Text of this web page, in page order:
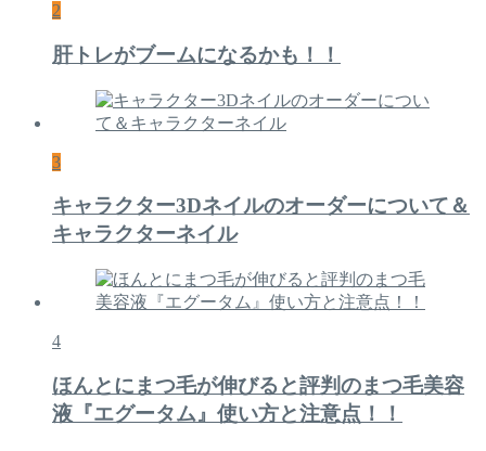
2
肝トレがブームになるかも！！
3
キャラクター3Dネイルのオーダーについて＆
キャラクターネイル
4
ほんとにまつ毛が伸びると評判のまつ毛美容
液『エグータム』使い方と注意点！！